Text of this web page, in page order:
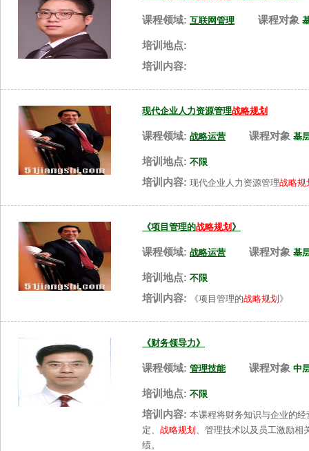
课程领域: 互联网管理 课程对象
培训地点:
培训内容:
现代企业人力资源管理战略规划
课程领域: 战略运营 课程对象 基
培训地点: 不限
培训内容: 现代企业人力资源管理战略规
《项目管理的战略规划 》
课程领域: 战略运营 课程对象 基
培训地点: 不限
培训内容: 《项目管理的战略规划 》
《财务领导力》
课程领域: 管理技能 课程对象 中
培训地点: 不限
培训内容: 本课程将财务知识与企业的
定、 战略规划 、管理技术以及员工激励相
绩。